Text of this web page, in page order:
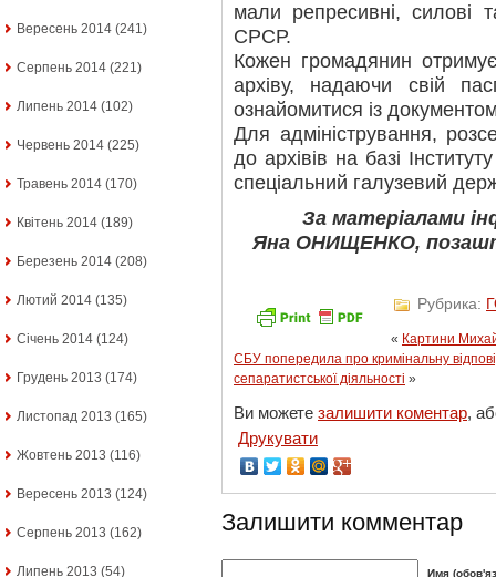
Вересень 2014 (241)
Серпень 2014 (221)
Липень 2014 (102)
Червень 2014 (225)
Травень 2014 (170)
Квітень 2014 (189)
Березень 2014 (208)
Лютий 2014 (135)
Січень 2014 (124)
Грудень 2013 (174)
Листопад 2013 (165)
Жовтень 2013 (116)
Вересень 2013 (124)
Серпень 2013 (162)
Липень 2013 (54)
мали репресивні, силові
СРСР.
Кожен громадянин
архіву, надаючи свій
ознайомитися із
Для адміністрування,
до архівів на базі
спеціальний галузевий
За матеріалами
Яна ОНИЩЕНКО,
Рубрика:
« Картини
СБУ попередила про кримінальну
сепаратистської діяльності »
Ви можете залишити коментар,
Друкувати
Залишити комментар
Имя